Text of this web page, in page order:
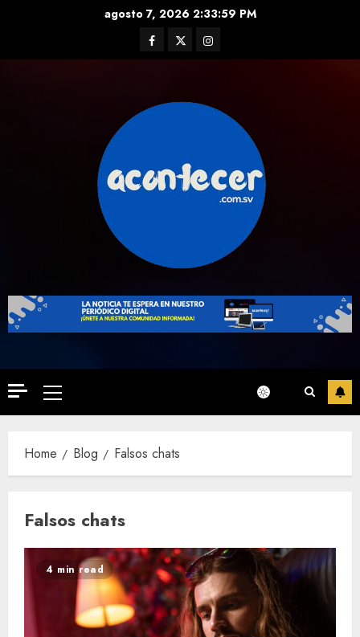
agosto 7, 2026 2:34:00 PM
Facebook
TwitterInstagram
Primary
Menu
Home Blog Falsos chats
Falsos chats
4 min read